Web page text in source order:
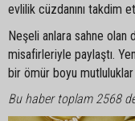
evlilik cüzdanını takdim
Neşeli anlara sahne
misafirleriyle paylaştı.
bir ömür boyu
Bu haber toplam 2568